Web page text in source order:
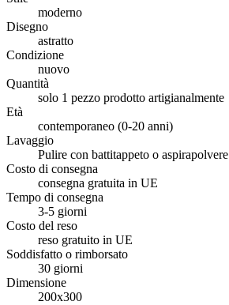
moderno
Disegno
astratto
Condizione
nuovo
Quantità
solo 1 pezzo prodotto artigianalmente
Età
contemporaneo (0-20 anni)
Lavaggio
Pulire con battitappeto o aspirapolvere
Costo di consegna
consegna gratuita in UE
Tempo di consegna
3-5 giorni
Costo del reso
reso gratuito in UE
Soddisfatto o rimborsato
30 giorni
Dimensione
200x300